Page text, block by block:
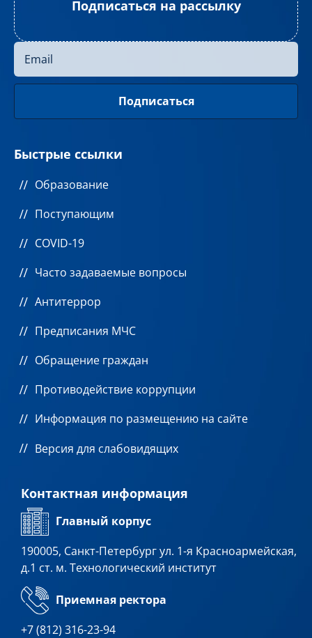
Подписаться на рассылку
Быстрые ссылки
Образование
Поступающим
COVID-19
Часто задаваемые вопросы
Антитеррор
Предписания МЧС
Обращение граждан
Противодействие коррупции
Информация по размещению на сайте
Версия для слабовидящих
Контактная информация
Главный корпус
190005, Санкт-Петербург ул. 1-я Красноармейская,
д.1 ст. м. Технологический институт
Приемная ректора
+7 (812) 316-23-94